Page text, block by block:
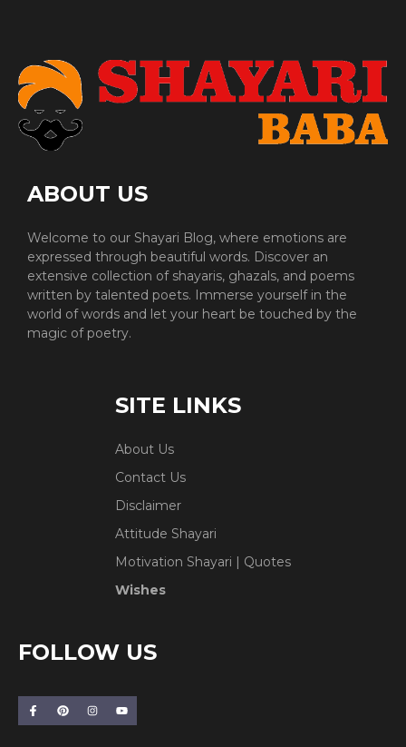
ABOUT US
Welcome to our Shayari Blog, where emotions are
expressed through beautiful words. Discover an
extensive collection of shayaris, ghazals, and poems
written by talented poets. Immerse yourself in the
world of words and let your heart be touched by the
magic of poetry.
SITE LINKS
About Us
Contact Us
Disclaimer
Attitude Shayari
Motivation Shayari | Quotes
Wishes
FOLLOW US